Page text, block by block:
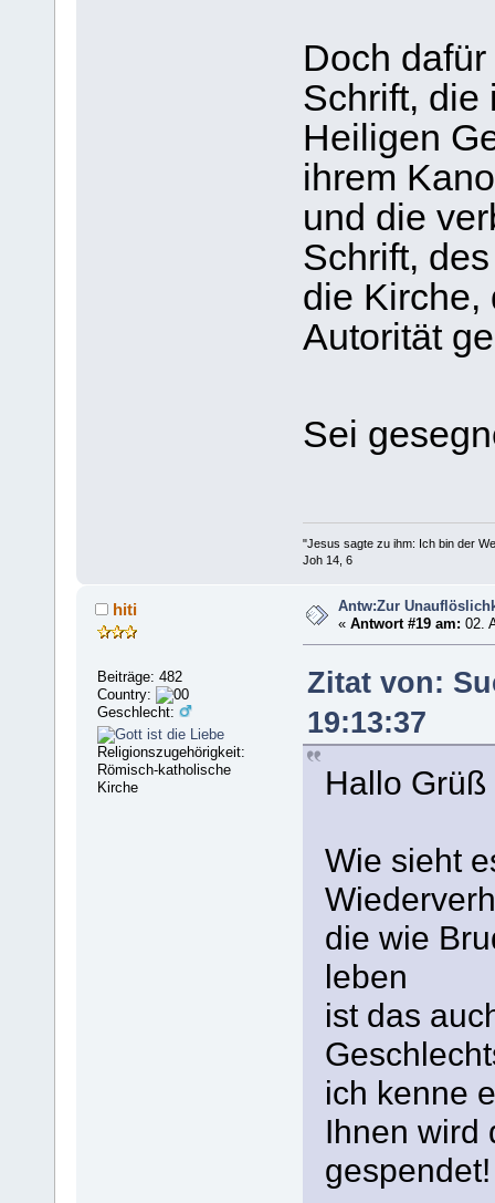
Doch
Schrift, die
Heiligen
ihrem
und die
Schrift,
die Kirche,
Autorität
Sei
"Jesus sagte zu ihm: Ich bin der
Joh 14, 6
hiti
Beiträge: 482
Country:
Geschlecht:
Religionszugehörigkeit:
Römisch-katholische
Kirche
Antw:Zur
«Antwort #19 am: 02.
Zitat von:
19:13:37
Hallo
Wie sieht
die wie
leben
ist das
ich kenne
Ihnen wird
gespendet!